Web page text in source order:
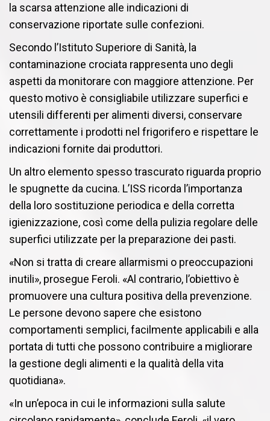
la scarsa attenzione alle indicazioni di
conservazione riportate sulle confezioni.
Secondo l’Istituto Superiore di Sanità, la
contaminazione crociata rappresenta uno degli
aspetti da monitorare con maggiore attenzione. Per
questo motivo è consigliabile utilizzare superfici e
utensili differenti per alimenti diversi, conservare
correttamente i prodotti nel frigorifero e rispettare le
indicazioni fornite dai produttori.
Un altro elemento spesso trascurato riguarda proprio
le spugnette da cucina. L’ISS ricorda l’importanza
della loro sostituzione periodica e della corretta
igienizzazione, così come della pulizia regolare delle
superfici utilizzate per la preparazione dei pasti.
«Non si tratta di creare allarmismi o preoccupazioni
inutili», prosegue Feroli. «Al contrario, l’obiettivo è
promuovere una cultura positiva della prevenzione.
Le persone devono sapere che esistono
comportamenti semplici, facilmente applicabili e alla
portata di tutti che possono contribuire a migliorare
la gestione degli alimenti e la qualità della vita
quotidiana».
«In un’epoca in cui le informazioni sulla salute